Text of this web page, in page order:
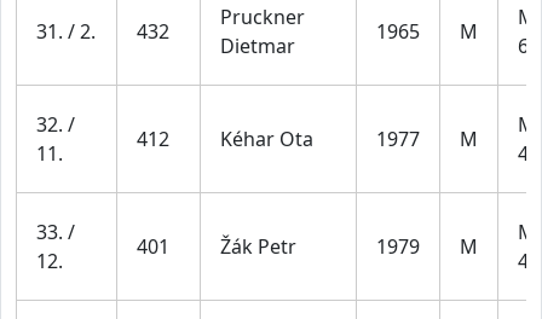
31. / 2. 432
Pruckner
Dietmar
1965 M
32. /
11.
412 Kéhar Ota 1977 M
33. /
12.
401 Žák Petr 1979 M